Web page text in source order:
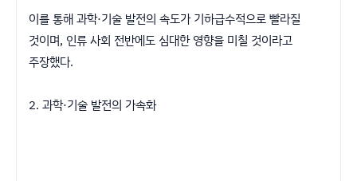
이를 통해 과학·기술 발전의 속도가 기하급수적으로 빨라질
것이며, 인류 사회 전반에도 심대한 영향을 미칠 것이라고
주장했다.
2. 과학·기술 발전의 가속화